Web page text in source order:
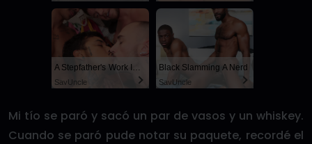
SayUncle
Black Slamming A Nerd
SayUncle
Mi tío se paró y sacó un par de vasos y un whiskey.
Cuando se paró pude notar su paquete, recordé el